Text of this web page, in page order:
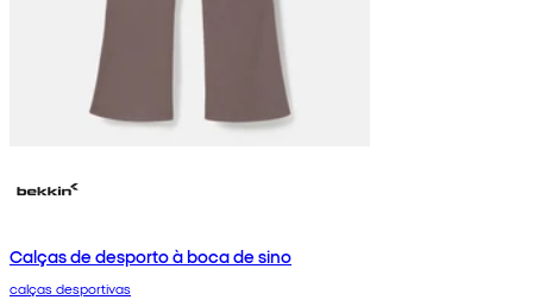
Calças de desporto à boca de sino
calças desportivas